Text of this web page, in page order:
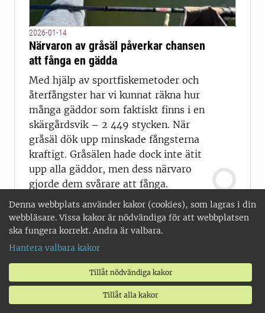
Denna webbplats använder kakor (cookies), som lagras i din
webbläsare. Vissa kakor är nödvändiga för att webbplatsen
ska fungera korrekt. Andra är valbara.
Hantera valbara kakor
Tillåt nödvändiga kakor
Tillåt alla kakor
2026-01-14
Närvaron av gråsäl påverkar chansen
att fånga en gädda
Med hjälp av sportfiskemetoder och
återfångster har vi kunnat räkna hur
många gäddor som faktiskt finns i en
skärgårdsvik – 2 449 stycken. När
gråsäl dök upp minskade fångsterna
kraftigt. Gråsälen hade dock inte ätit
upp alla gäddor, men dess närvaro
gjorde dem svårare att fånga.